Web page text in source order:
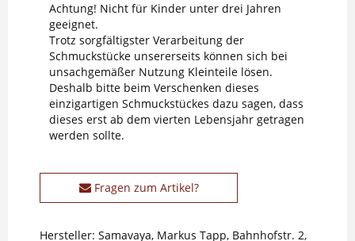
Achtung! Nicht für Kinder unter drei Jahren
geeignet.
Trotz sorgfältigster Verarbeitung der
Schmuckstücke unsererseits können sich bei
unsachgemäßer Nutzung Kleinteile lösen.
Deshalb bitte beim Verschenken dieses
einzigartigen Schmuckstückes dazu sagen, dass
dieses erst ab dem vierten Lebensjahr getragen
werden sollte.
Fragen zum Artikel?
Hersteller: Samavaya, Markus Tapp, Bahnhofstr. 2,